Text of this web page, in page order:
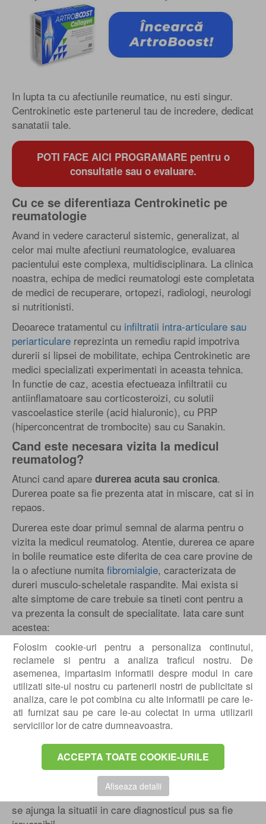
Folosim cookie-uri pentru a personaliza continutul,
reclamele si pentru a analiza traficul nostru. De
asemenea, impartasim informatii despre modul in care
utilizati site-ul nostru cu partenerii nostri de publicitate si
analiza, care le pot combina cu alte informatii pe care le-
ati furnizat sau pe care le-au colectat in urma utilizarii
serviciilor lor de catre dumneavoastra.
ACCEPTA TOATE COOKIE-URILE
Afiseaza detalii
In lupta ta cu afectiunile reumatice, nu esti singur.
Centrokinetic este partenerul tau de incredere, dedicat
sanatatii tale.
POTI FACE AICI PROGRAMARE pentru o
consultatie sau o evaluare.
Cu ce se diferentiaza Centrokinetic pe
reumatologie
Avand in vedere caracterul sistemic, generalizat, al
celor mai multe afectiuni reumatologice, evaluarea
pacientului este complexa, multidisciplinara. La clinica
noastra, echipa de medici reumatologi este completata
de medici de recuperare, ortopezi, radiologi, neurologi
si nutritionisti.
Deoarece tratamentul cu infiltratii intra-articulare sau
periarticulare reprezinta un remediu rapid impotriva
durerii si lipsei de mobilitate, echipa Centrokinetic are
medici specializati experimentati in aceasta tehnica.
In functie de caz, acestia efectueaza infiltratii cu
antiinflamatoare sau corticosteroizi, cu solutii
vascoelastice sterile (acid hialuronic), cu PRP
(hiperconcentrat de trombocite) sau cu Sanakin.
Cand este necesara vizita la medicul
reumatolog?
Atunci cand apare durerea acuta sau cronica.
Durerea poate sa fie prezenta atat in miscare, cat si in
repaos.
Durerea este doar primul semnal de alarma pentru o
vizita la medicul reumatolog. Atentie, durerea ce apare
in bolile reumatice este diferita de cea care provine de
la o afectiune numita fibromialgie, caracterizata de
dureri musculo-scheletale raspandite. Mai exista si
alte simptome de care trebuie sa tineti cont pentru a
va prezenta la consult de specialitate. Iata care sunt
acestea:
Slabiciune musculara si dificultate in miscare;
Inrosire si umflare a zonei afectate;
Instabilitate;
Tumefactii articulare;
Oboseala puternica;
Reducerea drastica a mobilitatii;
Parestezie la nivelul membrelor superioare
sau inferioare.
Ideal ar fi sa va prezentati de la primele simptome,
pentru a putea sa beneficiati deasistenta medicala de
si un tratament adecvat, astfel incat sa nu
se ajunga la situatii in care diagnosticul pus sa fie